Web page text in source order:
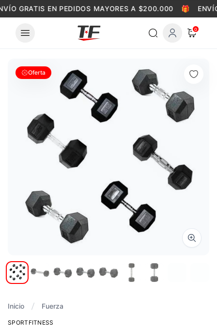
Skip to content
GRATIS EN PEDIDOS MAYORES A $200.000 🎁
0
Oferta
Zoom
Inicio Fuerza
SPORTFITNESS